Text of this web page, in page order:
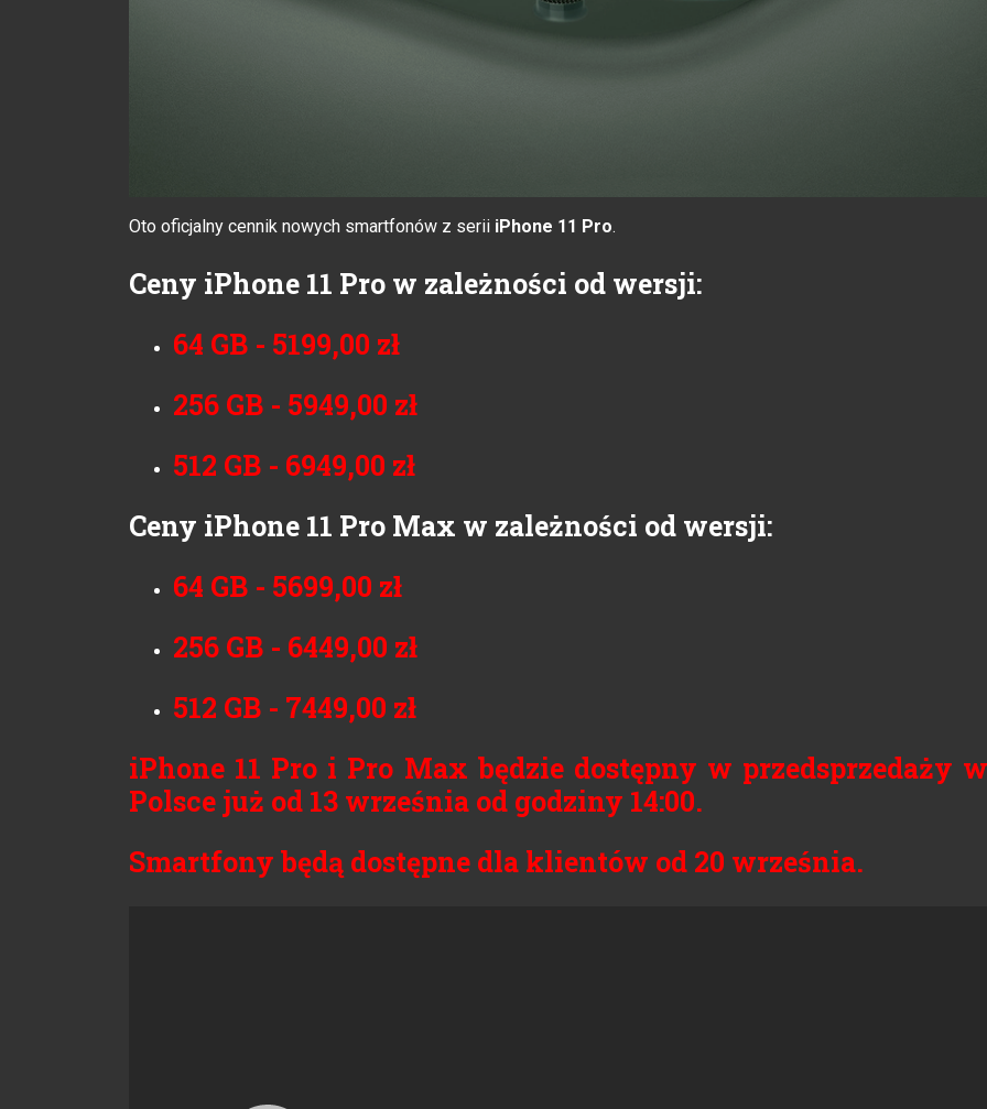
Oto oficjalny cennik nowych smartfonów z serii iPhone 11 Pro.
Ceny iPhone 11 Pro w zależności od wersji:
64 GB - 5199,00 zł
256 GB - 5949,00 zł
512 GB - 6949,00 zł
Ceny iPhone 11 Pro Max w zależności od wersji:
64 GB - 5699,00 zł
256 GB - 6449,00 zł
512 GB - 7449,00 zł
iPhone 11 Pro i Pro Max będzie dostępny w przedsprzedaży w
Polsce już od 13 września od godziny 14:00.
Smartfony będą dostępne dla klientów od 20 września.